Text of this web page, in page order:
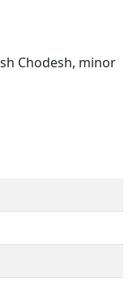
Chodesh, minor